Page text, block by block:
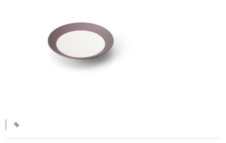
エマシリーズ
錦花唐草シリーズ
銀彩シリーズ